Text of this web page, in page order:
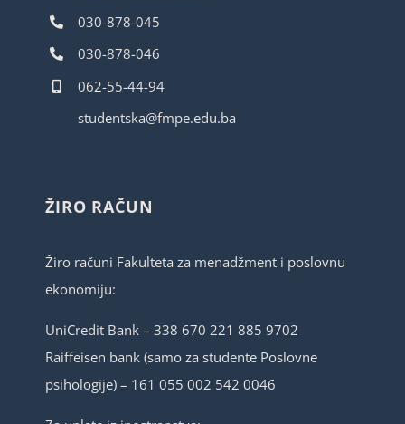
030-878-045
030-878-046
062-55-44-94
studentska@fmpe.edu.ba
ŽIRO RAČUN
Žiro računi Fakulteta za menadžment i poslovnu
ekonomiju:
UniCredit Bank – 338 670 221 885 9702
Raiffeisen bank (samo za studente Poslovne
psihologije) – 161 055 002 542 0046